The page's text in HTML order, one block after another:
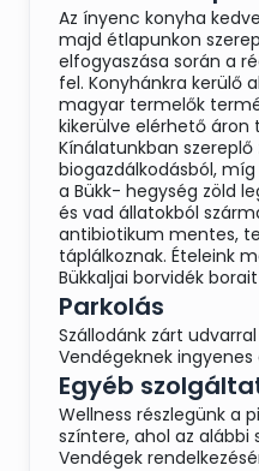
Az ínyenc konyha
majd étlapunkon
elfogyaszása során a
fel. Konyhánkra kerülő
magyar termelők
kikerülve elérhető áron
Kínálatunkban szereplő
biogazdálkodásból,
a Bükk- hegység zöld
és vad állatokból
antibiotikum mentes,
táplálkoznak. Ételeink
Bükkaljai borvidék
Parkolás
Szállodánk zárt
Vendégeknek ingyenes
Egyéb
Wellness részlegünk a
színtere, ahol az alábbi
Vendégek